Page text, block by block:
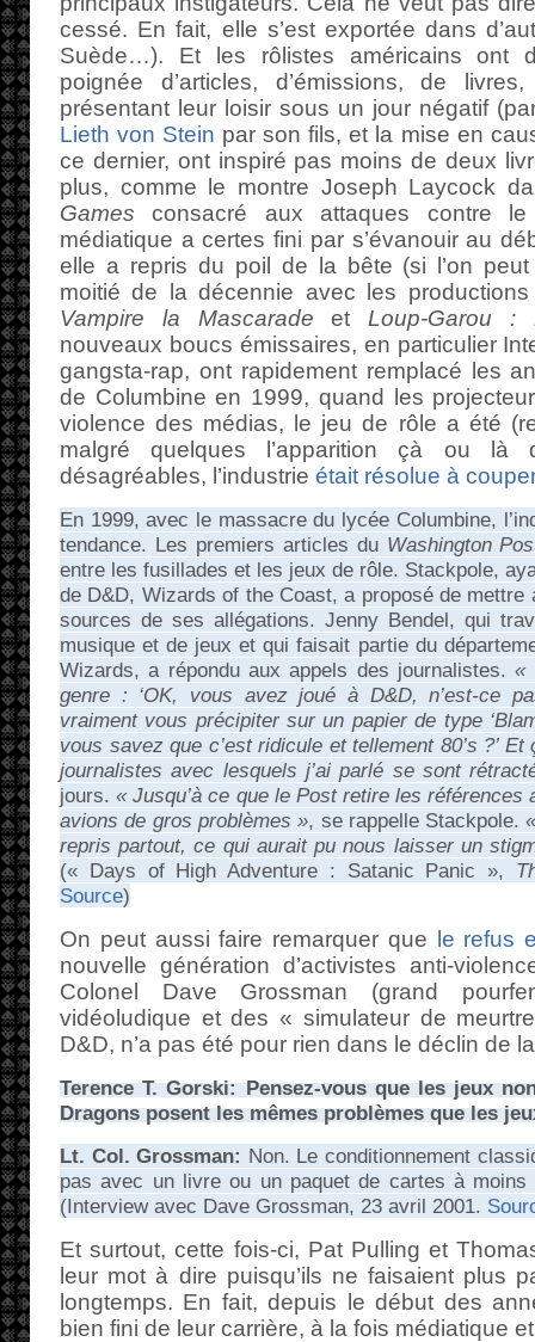
cessé. En fait, elle s’est exportée dans
Suède…). Et les rôlistes américains ont
poignée d’articles, d’émissions, de
présentant leur loisir sous un jour négatif
Lieth von Stein par son fils, et la mise en
ce dernier, ont inspiré pas moins de deux
plus, comme le montre Joseph Laycock
Games consacré aux attaques contre
médiatique a certes fini par s’évanouir au
elle a repris du poil de la bête (si l’on
moitié de la décennie avec les
Vampire la Mascarade et Loup-Garou :
nouveaux boucs émissaires, en particulier
gangsta-rap, ont rapidement remplacé les
de Columbine en 1999, quand les
violence des médias, le jeu de rôle a été
malgré quelques l’apparition çà ou là
désagréables, l’industrie était résolue à
En 1999, avec le massacre du lycée Columbine,
tendance. Les premiers articles du Washington
entre les fusillades et les jeux de rôle. Stackpole,
de D&D, Wizards of the Coast, a proposé de mettre
sources de ses allégations. Jenny Bendel, qui
musique et de jeux et qui faisait partie du
Wizards, a répondu aux appels des journalistes.«
genre : ‘OK, vous avez joué à D&D, n’est-ce
vraiment vous précipiter sur un papier de type
vous savez que c’est ridicule et tellement 80’s ?’
journalistes avec lesquels j’ai parlé se sont
jours.« Jusqu’à ce que le Post retire les
avions de gros problèmes », se rappelle Stackpole.
repris partout, ce qui aurait pu nous laisser un
(« Days of High Adventure : Satanic Panic »,
Source)
On peut aussi faire remarquer que
le refus
nouvelle génération d’activistes anti-
Colonel Dave Grossman (grand
vidéoludique et des « simulateur de
D&D, n’a pas été pour rien dans le déclin de
Terence T. Gorski: Pensez-vous que les jeux
Dragons posent les mêmes problèmes que les
Lt. Col. Grossman: Non. Le conditionnement
pas avec un livre ou un paquet de cartes à
(Interview avec Dave Grossman, 23 avril 2001.
Et surtout, cette fois-ci, Pat Pulling et
leur mot à dire puisqu’ils ne faisaient plus
longtemps. En fait, depuis le début des
bien fini de leur carrière, à la fois médiatique